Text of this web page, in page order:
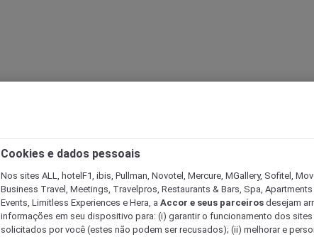
Cookies e dados pessoais
Nos sites ALL, hotelF1, ibis, Pullman, Novotel, Mercure, MGallery, Sofitel,
Business Travel, Meetings, Travelpros, Restaurants & Bars, Spa,
Events, Limitless Experiences e Hera, a Accor e seus parceiros desejam
informações em seu dispositivo para: (i) garantir o funcionamento dos
solicitados por você (estes não podem ser recusados); (ii) melhorar e